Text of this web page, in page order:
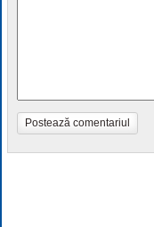
Postează comentariul